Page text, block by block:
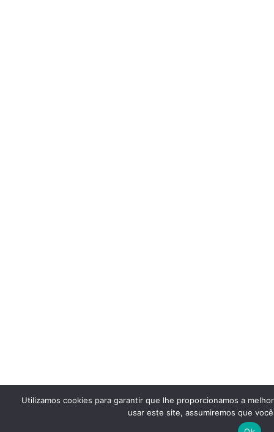
Utilizamos cookies para garantir que lhe proporcionamos a
usar este site, assumiremos que